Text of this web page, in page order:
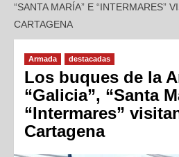
“SANTA MARÍA” E “INTERMARES”
CARTAGENA
Armada destacadas
Los buques de la
“Galicia”, “Santa
“Intermares”
Cartagena